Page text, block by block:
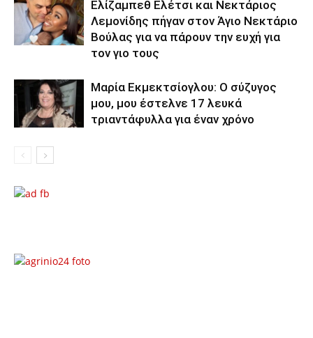
Ελίζαμπεθ Ελέτσι και Νεκτάριος
Λεμονίδης πήγαν στον Άγιο Νεκτάριο
Βούλας για να πάρουν την ευχή για
τον γιο τους
Μαρία Εκμεκτσίογλου: O σύζυγος
μου, μου έστελνε 17 λευκά
τριαντάφυλλα για έναν χρόνο